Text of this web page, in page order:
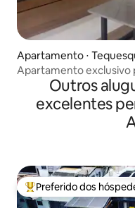
Apartamento ⋅
Apartamento exclusivo
Outros
excelentes
Entre os melhores
Preferido dos